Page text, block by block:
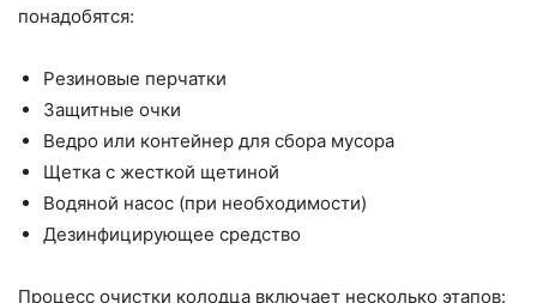
понадобятся:
Резиновые перчатки
Защитные очки
Ведро или контейнер для сбора мусора
Щетка с жесткой щетиной
Водяной насос (при необходимости)
Дезинфицирующее средство
Процесс очистки колодца включает несколько этапов: